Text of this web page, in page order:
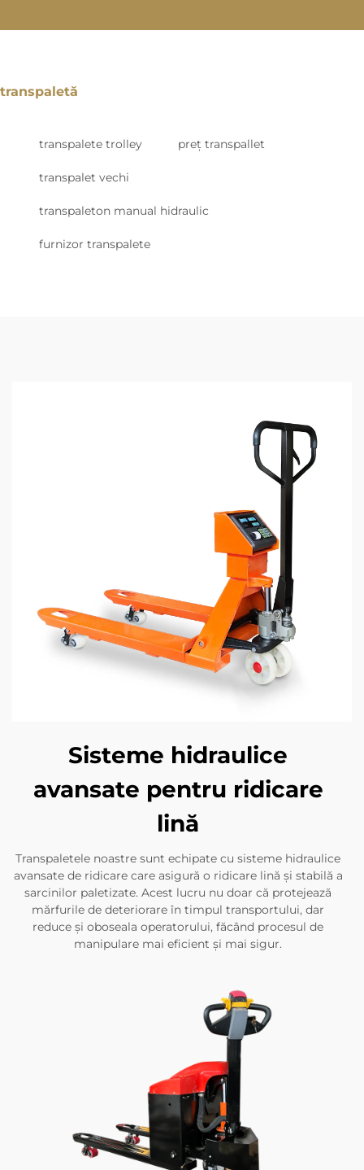
transpaletă
transpalete trolley preț transpallet
transpalet vechi
transpaleton manual hidraulic
furnizor transpalete
Sisteme hidraulice
avansate pentru ridicare
lină
Transpaletele noastre sunt echipate cu sisteme hidraulice
avansate de ridicare care asigură o ridicare lină și stabilă a
sarcinilor paletizate. Acest lucru nu doar că protejează
mărfurile de deteriorare în timpul transportului, dar
reduce și oboseala operatorului, făcând procesul de
manipulare mai eficient și mai sigur.